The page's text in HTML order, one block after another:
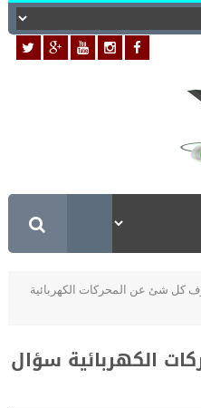
كل شئ عن المحركات الكهربائية
الكهربائية سؤال